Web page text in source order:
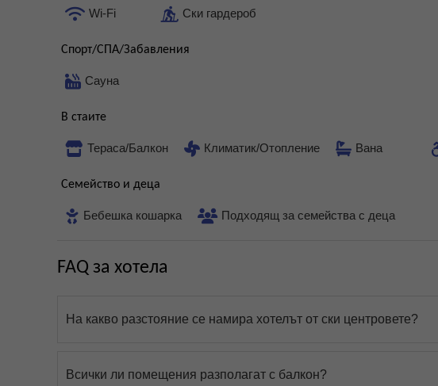
Wi-Fi Ски гардероб
Спорт/СПА/Забавления
Сауна
В стаите
Тераса/Балкон Климатик/Отопление Вана
Семейство и деца
Бебешка кошарка Подходящ за семейства с деца
FAQ за хотела
На какво разстояние се намира хотелът от ски центровете?
Всички ли помещения разполагат с балкон?